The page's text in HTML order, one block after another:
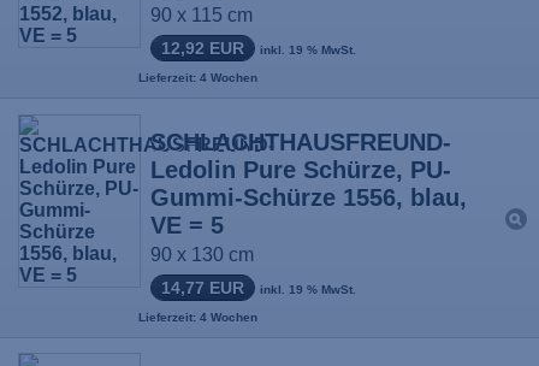
90 x 115 cm
12,92 EUR inkl. 19 % MwSt.
Lieferzeit: 4 Wochen
SCHLACHTHAUSFREUND-
Ledolin Pure Schürze, PU-
Gummi-Schürze 1556, blau,
VE = 5
90 x 130 cm
14,77 EUR inkl. 19 % MwSt.
Lieferzeit: 4 Wochen